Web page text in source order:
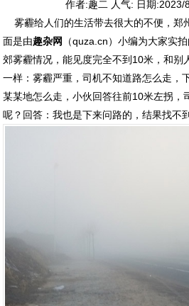
作者:趣二 人气: 日期:2023/
雾霾给人们的生活带去很大的不便，郑
面是由趣杂网
（quza.cn）小编为大家实
郊雾霾情况，能见度完全不到10米，和别
一样：雾霾严重，司机不知道路怎么走，
某某地怎么走，小伙回答往前10米左拐，
呢？回答：我也是下来问路的，结果找不